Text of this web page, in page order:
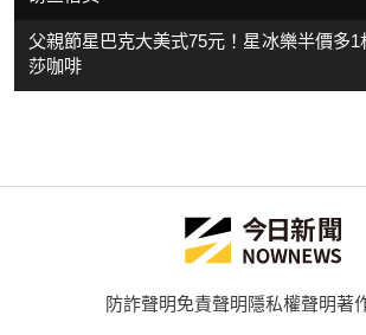
父親節星巴克大美式75元！星冰樂半價多
莎咖啡
防詐聲明免責聲明隱私權聲明著